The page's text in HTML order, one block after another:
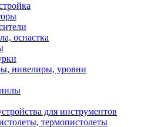
оснастка
нивелиры, уровни
для инструментов
термопистолеты